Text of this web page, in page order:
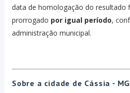
data de homologação do resultado
prorrogado por igual período,
administração municipal.
Sobre a cidade de Cássia - MG